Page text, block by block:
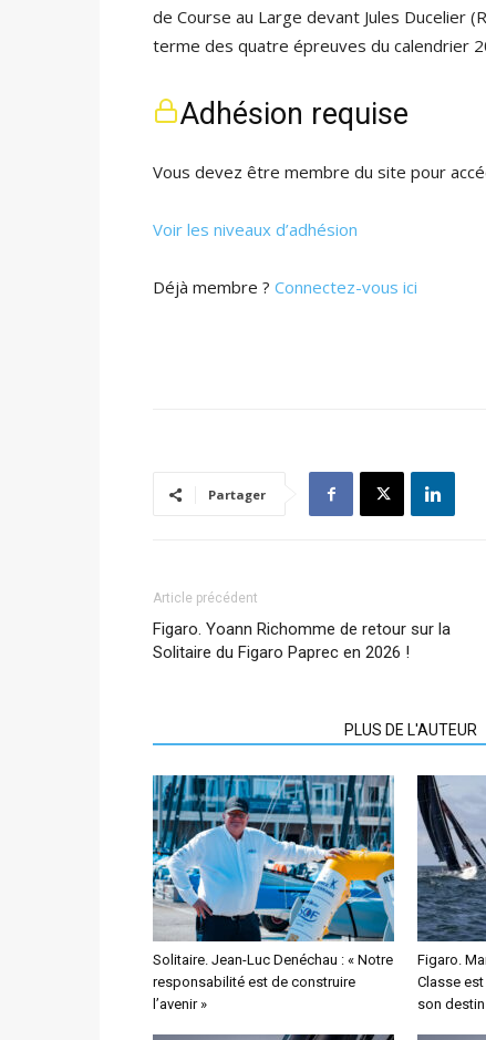
de Course au Large devant Jules Ducelier
terme des quatre épreuves du calendrier
Adhésion requise
Vous devez être membre du site pour
Voir les niveaux d’adhésion
Déjà membre ? Connectez-vous ici
Partager
Article précédent
Figaro. Yoann Richomme de retour sur la
Solitaire du Figaro Paprec en 2026 !
PLUS DE L'AUTEUR
Solitaire. Jean-Luc Denéchau : « Notre
responsabilité est de construire
l’avenir »
Figaro.
Classe
son destin